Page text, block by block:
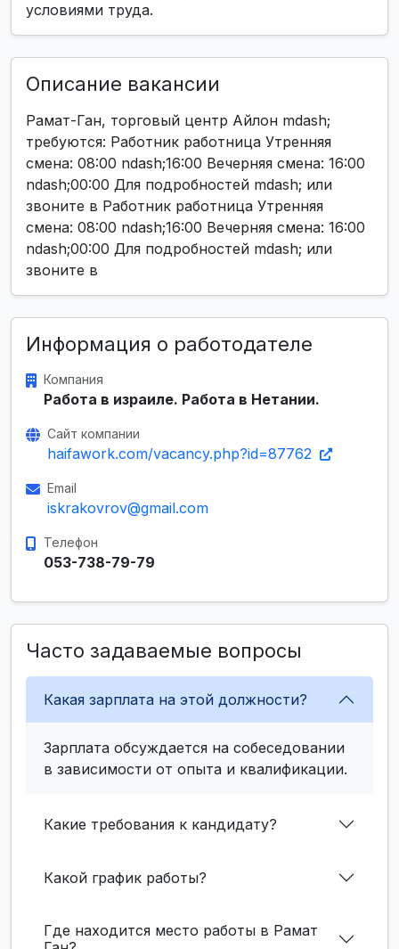
условиями труда.
Описание вакансии
Рамат-Ган, торговый центр Айлон mdash;
требуются: Работник работница Утренняя
смена: 08:00 ndash;16:00 Вечерняя смена: 16:00
ndash;00:00 Для подробностей mdash; или
звоните в Работник работница Утренняя
смена: 08:00 ndash;16:00 Вечерняя смена: 16:00
ndash;00:00 Для подробностей mdash; или
звоните в
Информация о работодателе
Компания
Работа в израиле. Работа в Нетании.
Сайт компании
haifawork.com/vacancy.php?id=87762
Email
iskrakovrov@gmail.com
Телефон
053-738-79-79
Часто задаваемые вопросы
Какая зарплата на этой должности?
Зарплата обсуждается на собеседовании
в зависимости от опыта и квалификации.
Какие требования к кандидату?
Какой график работы?
Где находится место работы в Рамат